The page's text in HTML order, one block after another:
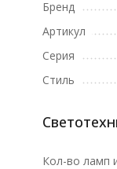
Бренд
Артикул
Серия
Стиль
Кол-во ламп